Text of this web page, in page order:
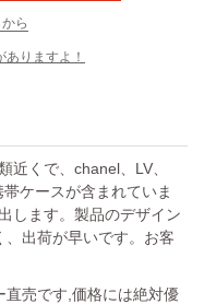
ら
りますよ！
近くで、chanel、LV、
ケースが含まれていま
します。製品のデザイン
出荷が早いです。お客
直売です,価格には絶対優